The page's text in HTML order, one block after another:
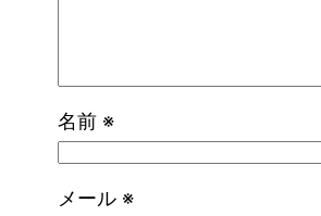
名前 ※
メール ※